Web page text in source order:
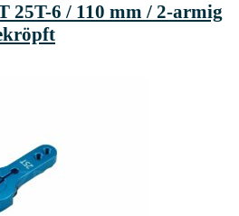
25T-6 / 110 mm / 2-armig